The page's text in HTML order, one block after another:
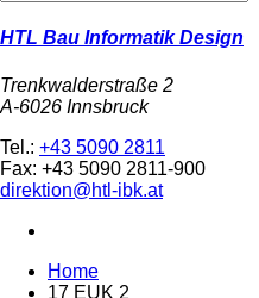
HTL Bau Informatik Design
Trenkwalderstraße 2
A-6026 Innsbruck
Tel.: +43 5090 2811
Fax: +43 5090 2811-900
direktion@htl-ibk.at
Home
17 EUK 2